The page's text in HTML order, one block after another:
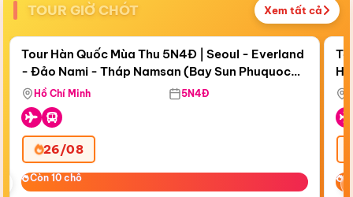
TOUR GIỜ CHÓT Xem tất cả
Còn19 ngày 02:19:36
Điểm nổi bật
Tour Hàn Quốc Mùa Thu 5N4Đ | Seoul - Everland
- Đảo Nami - Tháp Namsan (Bay Sun Phuquoc
Airways)
Hồ Chí Minh 5N4Đ
26/08
Còn 10 chỗ
Còn 10 chỗ